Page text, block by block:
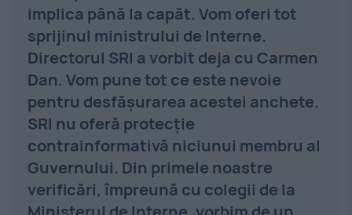
implica până la capăt. Vom oferi tot
sprijinul ministrului de Interne.
Directorul SRI a vorbit deja cu Carmen
Dan. Vom pune tot ce este nevoie
pentru desfăşurarea acestei anchete.
SRI nu oferă protecţie
contrainformativă niciunui membru al
Guvernului. Din primele noastre
verificări, împreună cu colegii de la